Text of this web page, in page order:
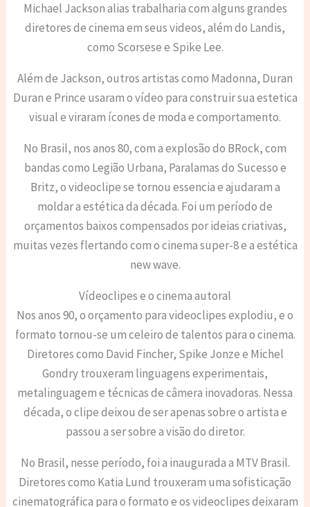
Michael Jackson alias trabalharia com alguns grandes
diretores de cinema em seus videos, além do Landis,
como Scorsese e Spike Lee.
Além de Jackson, outros artistas como Madonna, Duran
Duran e Prince usaram o vídeo para construir sua estetica
visual e viraram ícones de moda e comportamento.
No Brasil, nos anos 80, com a explosão do BRock, com
bandas como Legião Urbana, Paralamas do Sucesso e
Britz, o videoclipe se tornou essencia e ajudaram a
moldar a estética da década. Foi um período de
orçamentos baixos compensados por ideias criativas,
muitas vezes flertando com o cinema super-8 e a estética
new wave.
Vídeoclipes e o cinema autoral
Nos anos 90, o orçamento para videoclipes explodiu, e o
formato tornou-se um celeiro de talentos para o cinema.
Diretores como David Fincher, Spike Jonze e Michel
Gondry trouxeram linguagens experimentais,
metalinguagem e técnicas de câmera inovadoras. Nessa
década, o clipe deixou de ser apenas sobre o artista e
passou a ser sobre a visão do diretor.
No Brasil, nesse período, foi a inaugurada a MTV Brasil.
Diretores como Katia Lund trouxeram uma sofisticação
cinematográfica para o formato e os videoclipes deixaram